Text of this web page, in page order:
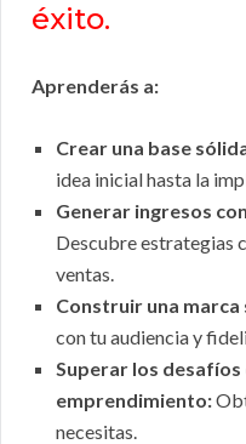
éxito.
Aprenderás a:
Crear una base
idea inicial hasta la
Generar ingresos
Descubre estrategias
ventas.
Construir una
con tu audiencia y
Superar los desafíos
emprendimiento:
necesitas.